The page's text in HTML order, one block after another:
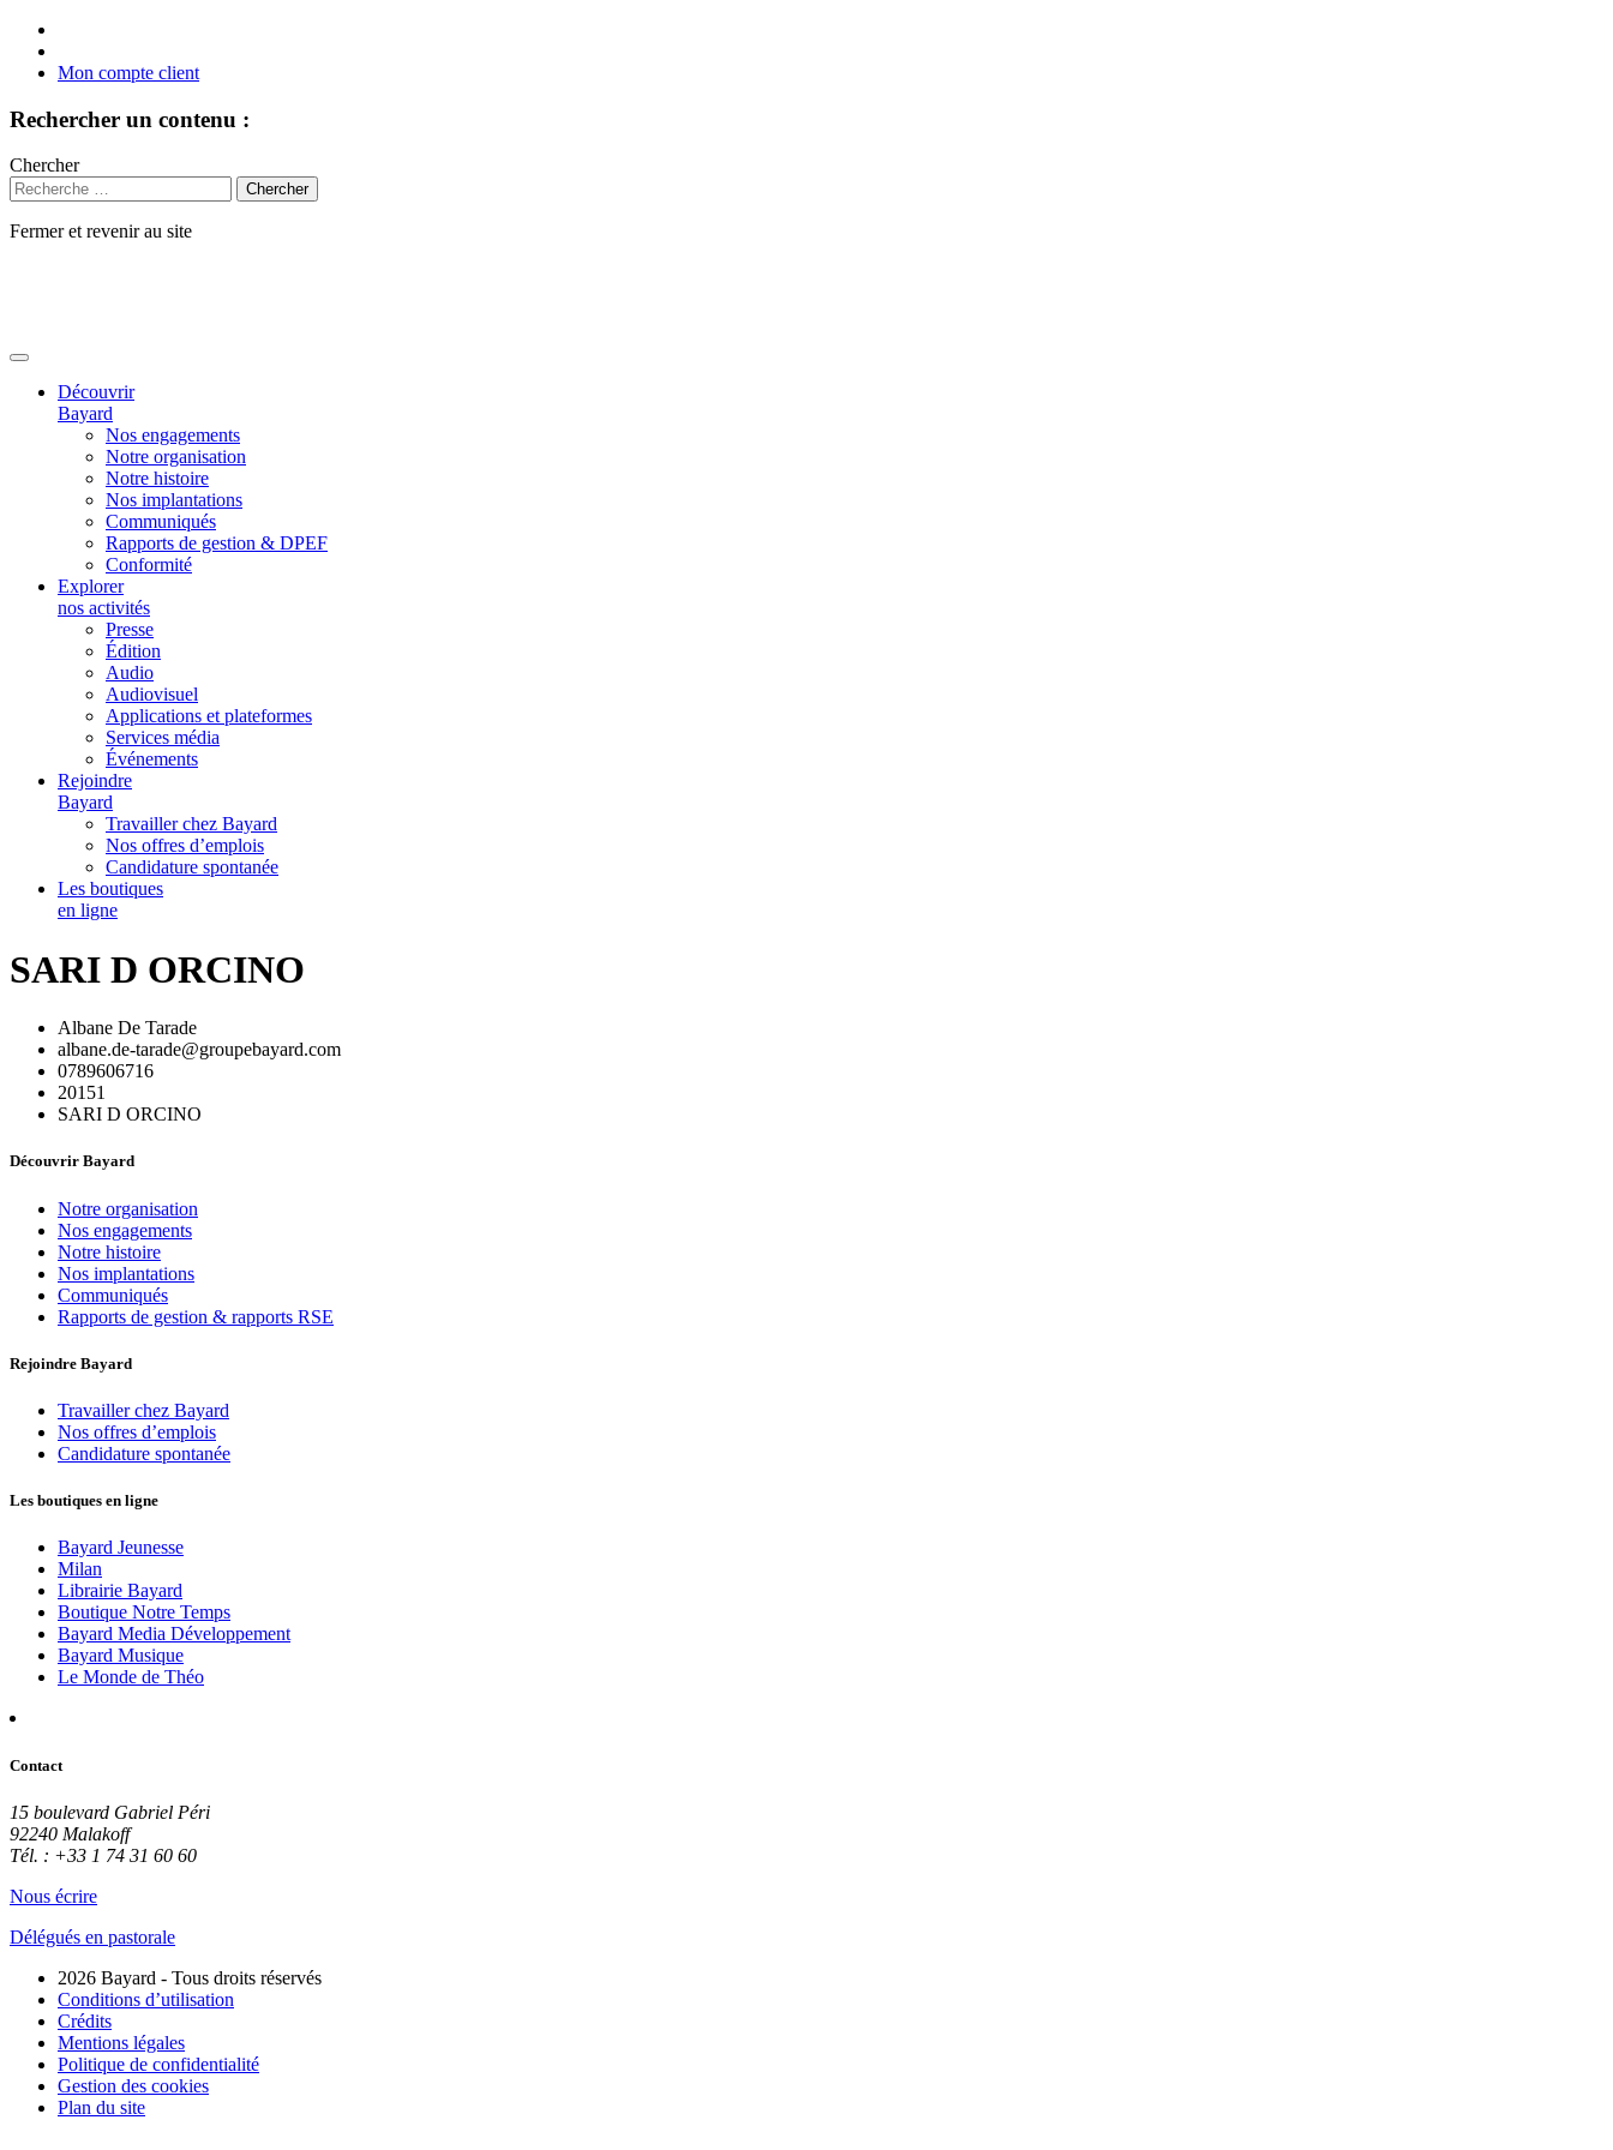
Mon compte client
Rechercher un contenu :
Chercher
Fermer et revenir au site
Découvrir
Bayard
Nos engagements
Notre organisation
Notre histoire
Nos implantations
Communiqués
Rapports de gestion & DPEF
Conformité
Explorer
nos activités
Presse
Édition
Audio
Audiovisuel
Applications et plateformes
Services média
Événements
Rejoindre
Bayard
Travailler chez Bayard
Nos offres d’emplois
Candidature spontanée
Les boutiques
en ligne
SARI D ORCINO
Albane De Tarade
albane.de-tarade@groupebayard.com
0789606716
20151
SARI D ORCINO
Découvrir Bayard
Notre organisation
Nos engagements
Notre histoire
Nos implantations
Communiqués
Rapports de gestion & rapports RSE
Rejoindre Bayard
Travailler chez Bayard
Nos offres d’emplois
Candidature spontanée
Les boutiques en ligne
Bayard Jeunesse
Milan
Librairie Bayard
Boutique Notre Temps
Bayard Media Développement
Bayard Musique
Le Monde de Théo
Contact
15 boulevard Gabriel Péri
92240 Malakoff
Tél. : +33 1 74 31 60 60
Nous écrire
Délégués en pastorale
2026 Bayard - Tous droits réservés
Conditions d’utilisation
Crédits
Mentions légales
Politique de confidentialité
Gestion des cookies
Plan du site